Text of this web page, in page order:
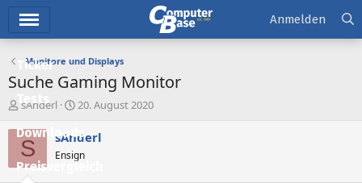
Ticker
Tests
Downloads
Preisvergleich
Anmelden
Monitore und Displays
Suche Gaming Monitor
E
s
t
e
sAnderl
E
s
e
20. August 2020
S sAnderl
Ensign